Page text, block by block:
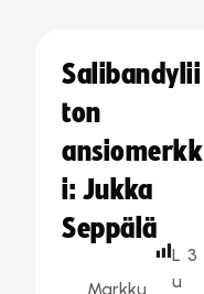
Salibandylii
ton
ansiomerkk
i: Jukka
Seppälä
Markku
L
u
3